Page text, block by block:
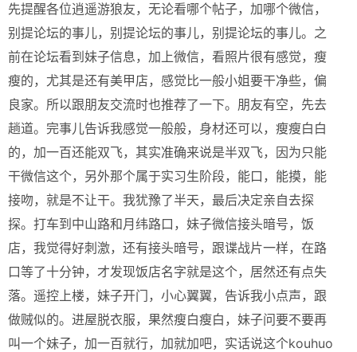
先提醒各位逍遥游狼友，无论看哪个帖子，加哪个微信，
别提论坛的事儿，别提论坛的事儿，别提论坛的事儿。之
前在论坛看到妹子信息，加上微信，看照片很有感觉，瘦
瘦的，尤其是还有美甲店，感觉比一般小姐要干净些，偏
良家。所以跟朋友交流时也推荐了一下。朋友有空，先去
趟道。完事儿告诉我感觉一般般，身材还可以，瘦瘦白白
的，加一百还能双飞，其实准确来说是半双飞，因为只能
干微信这个，另外那个属于实习生阶段，能口，能摸，能
接吻，就是不让干。我犹豫了半天，最后决定亲自去探
探。打车到中山路和月纬路口，妹子微信接头暗号，饭
店，我觉得好刺激，还有接头暗号，跟谍战片一样，在路
口等了十分钟，才发现饭店名字就是这个，居然还有点失
落。遥控上楼，妹子开门，小心翼翼，告诉我小点声，跟
做贼似的。进屋脱衣服，果然瘦白瘦白，妹子问要不要再
叫一个妹子，加一百就行，加就加吧，实话说这个kouhuo